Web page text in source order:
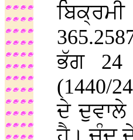
ਭੱਗ 24
(1440/
ਦੇ ਦੁਵਾਲੇ